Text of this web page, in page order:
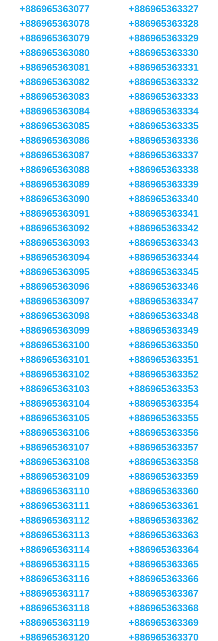
+886965363077
+886965363078
+886965363079
+886965363080
+886965363081
+886965363082
+886965363083
+886965363084
+886965363085
+886965363086
+886965363087
+886965363088
+886965363089
+886965363090
+886965363091
+886965363092
+886965363093
+886965363094
+886965363095
+886965363096
+886965363097
+886965363098
+886965363099
+886965363100
+886965363101
+886965363102
+886965363103
+886965363104
+886965363105
+886965363106
+886965363107
+886965363108
+886965363109
+886965363110
+886965363111
+886965363112
+886965363113
+886965363114
+886965363115
+886965363116
+886965363117
+886965363118
+886965363119
+886965363120
+886965363327
+886965363328
+886965363329
+886965363330
+886965363331
+886965363332
+886965363333
+886965363334
+886965363335
+886965363336
+886965363337
+886965363338
+886965363339
+886965363340
+886965363341
+886965363342
+886965363343
+886965363344
+886965363345
+886965363346
+886965363347
+886965363348
+886965363349
+886965363350
+886965363351
+886965363352
+886965363353
+886965363354
+886965363355
+886965363356
+886965363357
+886965363358
+886965363359
+886965363360
+886965363361
+886965363362
+886965363363
+886965363364
+886965363365
+886965363366
+886965363367
+886965363368
+886965363369
+886965363370